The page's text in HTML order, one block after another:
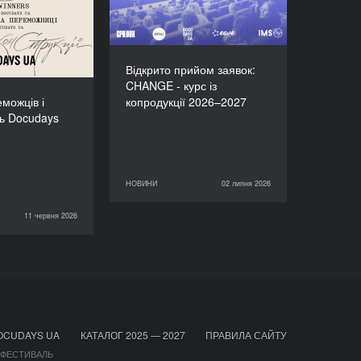
Відкрито прийом заявок:
CHANGE - курс із
копродукції 2026–2027
НОВИНИ 02 липня 2026
НОВИНИ
02 липня 2026
і
Docudays
11 червня 2026
UA-2026!
НОВИНИ
UA КАТАЛОГ 2025 — 2027 ПРАВИЛА САЙТУ